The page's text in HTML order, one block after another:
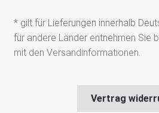
* gilt für Lieferungen innerhalb
für andere Länder entnehmen Sie
mit den Versandinformationen.
Vertrag